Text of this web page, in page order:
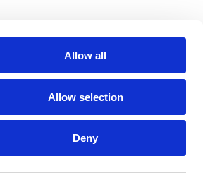
Allow all
Allow selection
Deny